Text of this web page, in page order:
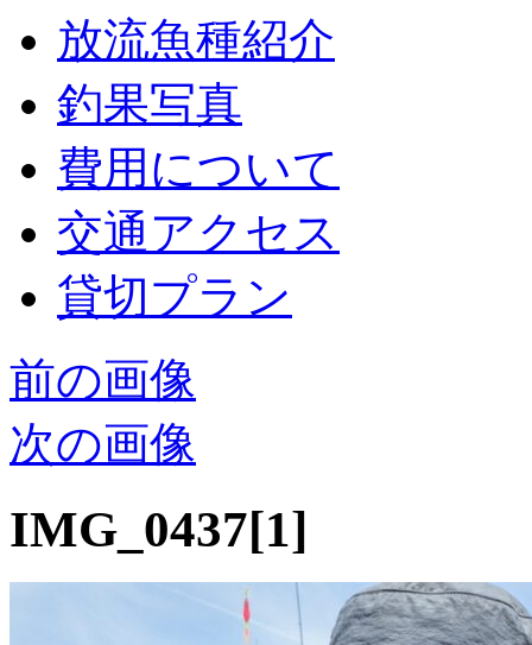
放流魚種紹介
釣果写真
費用について
交通アクセス
貸切プラン
前の画像
次の画像
IMG_0437[1]